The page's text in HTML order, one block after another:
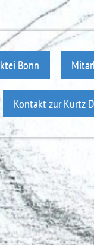
Bonn
Kontakt zur Kurtz